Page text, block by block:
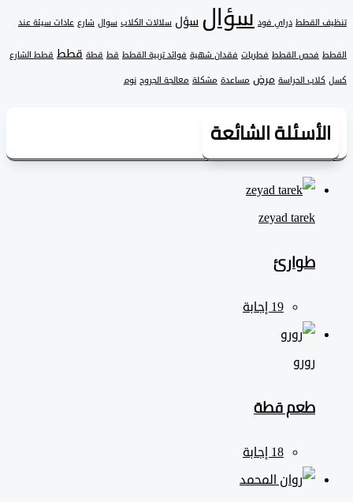
القطط دراي فود سؤالسؤل سلالات الكلاب سوال شارع عادات سيئة عند
فحص القطط فطريات فقدان شهية فوائد تربية القطط قط قطة قطط قطط الشارع
الحراسة مرض مساعدة مشكلة معالجة الجروح نوم
الشائعة
zeyad ‎tarek
طوارئ
طعم قطة